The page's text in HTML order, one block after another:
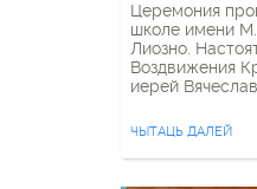
Церемония
школе имени
Лиозно.
Воздвижения
иерей
участников
«Мы делаем
ЧЫТАЦЬ ДАЛЕЙ